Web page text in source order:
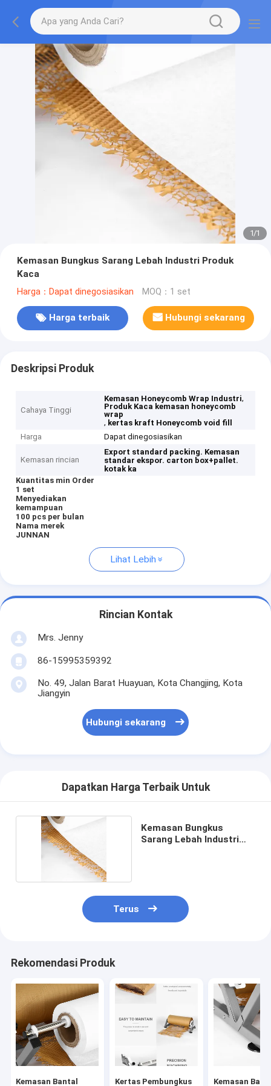
1/1
Kemasan Bungkus Sarang Lebah Industri Produk
Kaca
Harga：Dapat dinegosiasikan MOQ：1 set
Harga terbaik Hubungi sekarang
Deskripsi Produk
Cahaya Tinggi
Kemasan Honeycomb Wrap Industri,
Produk Kaca kemasan honeycomb
wrap
, kertas kraft Honeycomb void fill
Harga
Dapat dinegosiasikan
Kemasan rincian
Export standard packing. Kemasan
standar ekspor. carton box+pallet.
kotak ka
Kuantitas min Order
1 set
Menyediakan
kemampuan
100 pcs per bulan
Nama merek
JUNNAN
Lihat Lebih
Rincian Kontak
Mrs. Jenny
86-15995359392
No. 49, Jalan Barat Huayuan, Kota Changjing, Kota
Jiangyin
Hubungi sekarang
Dapatkan Harga Terbaik Untuk
Kemasan Bungkus
Sarang Lebah Industri
Terus
Rekomendasi Produk
Kemasan Bantal Kertas Pembungkus Kemasan